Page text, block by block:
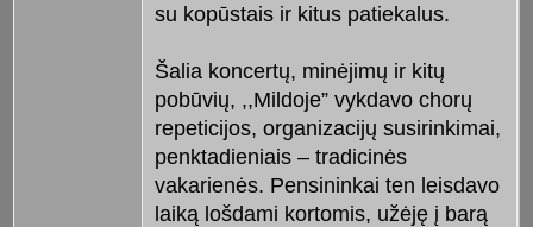
su kopūstais ir kitus patiekalus.
Šalia koncertų, minėjimų ir kitų
pobūvių, ,,Mildoje” vykdavo chorų
repeticijos, organizacijų susirinkimai,
penktadieniais – tradicinės
vakarienės. Pensininkai ten leisdavo
laiką lošdami kortomis, užėję į barą